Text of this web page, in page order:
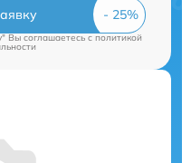
Вы соглашаетесь cполитикой